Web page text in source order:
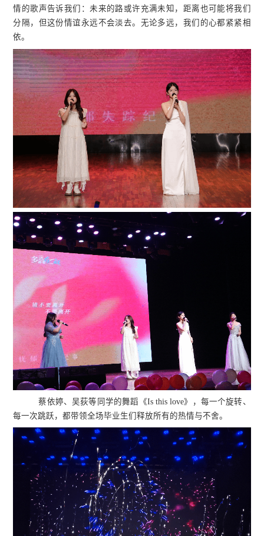
情的歌声告诉我们：未来的路或许充满未知，距离也可能将我们
分隔，但这份情谊永远不会淡去。无论多远，我们的心都紧紧相
依。
蔡依婷、吴荻等同学的舞蹈《Is this love》，每一个旋转、
每一次跳跃，都带领全场毕业生们释放所有的热情与不舍。